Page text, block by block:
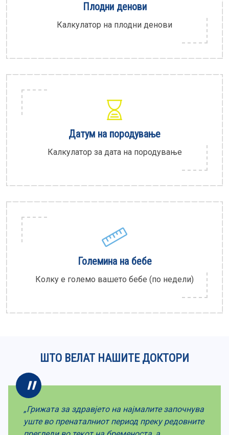
Плодни денови
Калкулатор на плодни денови
Датум на породување
Калкулатор за дата на породување
Големина на бебе
Колку е големо вашето бебе (по недели)
ШТО ВЕЛАТ НАШИТЕ ДОКТОРИ
„Грижата за здравјето на најмалите започнува
уште во пренаталниот период преку редовните